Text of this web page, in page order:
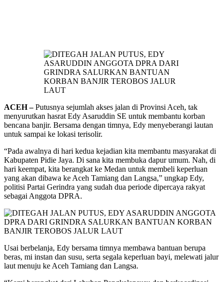
ACEH –Putusnya sejumlah akses jalan di Provinsi Aceh, tak
menyurutkan hasrat Edy Asaruddin SE untuk membantu korban
bencana banjir. Bersama dengan timnya, Edy menyeberangi lautan
untuk sampai ke lokasi terisolir.
“Pada awalnya di hari kedua kejadian kita membantu masyarakat di
Kabupaten Pidie Jaya. Di sana kita membuka dapur umum. Nah, di
hari keempat, kita berangkat ke Medan untuk membeli keperluan
yang akan dibawa ke Aceh Tamiang dan Langsa,” ungkap Edy,
politisi Partai Gerindra yang sudah dua periode dipercaya rakyat
sebagai Anggota DPRA.
Usai berbelanja, Edy bersama timnya membawa bantuan berupa
beras, mi instan dan susu, serta segala keperluan bayi, melewati jalur
laut menuju ke Aceh Tamiang dan Langsa.